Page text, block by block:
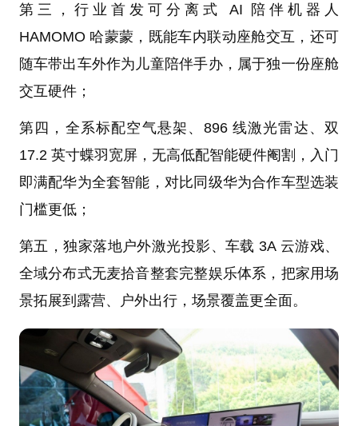
第三，行业首发可分离式 AI 陪伴机器人
HAMOMO 哈蒙蒙，既能车内联动座舱交互，还可
随车带出车外作为儿童陪伴手办，属于独一份座舱
交互硬件；
第四，全系标配空气悬架、896 线激光雷达、双
17.2 英寸蝶羽宽屏，无高低配智能硬件阉割，入门
即满配华为全套智能，对比同级华为合作车型选装
门槛更低；
第五，独家落地户外激光投影、车载 3A 云游戏、
全域分布式无麦拾音整套完整娱乐体系，把家用场
景拓展到露营、户外出行，场景覆盖更全面。